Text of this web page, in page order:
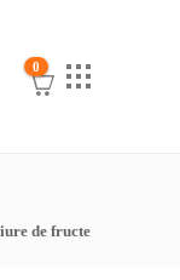
0
de fructe